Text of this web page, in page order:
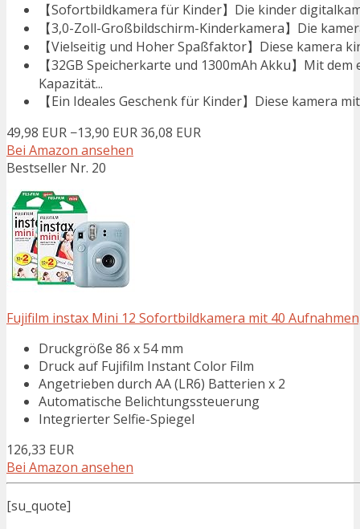
【Sofortbildkamera für Kinder】Die kinder
【3,0-Zoll-Großbildschirm-Kinderkamera】Die
【Vielseitig und Hoher Spaßfaktor】Diese kamera
【32GB Speicherkarte und 1300mAh Akku】Mit
Kapazität...
【Ein Ideales Geschenk für Kinder】Diese kamera
49,98 EUR −13,90 EUR36,08 EUR
Bei Amazon ansehen
Bestseller Nr. 20
Fujifilm instax Mini 12 Sofortbildkamera mit 40
Druckgröße 86 x 54 mm
Druck auf Fujifilm Instant Color Film
Angetrieben durch AA (LR6) Batterien x 2
Automatische Belichtungssteuerung
Integrierter Selfie-Spiegel
126,33 EUR
Bei Amazon ansehen
[su_quote]